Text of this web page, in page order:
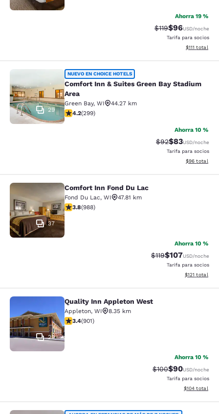
Ahorra 19 %
Tarifa tachada:
$119Tarifa
$96USD/noche
Tarifa para socios
Ver detalles
$111 total
Comfort Inn & Suites Green Bay
29
NUEVO EN CHOICE HOTELS
Comfort Inn & Suites Green Bay Stadium
Area
Green Bay, WI
44.27 km
Calificación de 4.19 estrellas. Muy bueno. 299 reseñas
4.2(299)
Ahorra 10 %
Tarifa tachada:
$92Tarifa
$83USD/noche
Tarifa para socios
Ver detalles
$96 total
Comfort Inn Fond Du Lac
37
Comfort Inn Fond Du Lac
Fond Du Lac, WI
47.81 km
Calificación de 3.79 estrellas. Bueno. 988 reseñas
3.8(988)
Ahorra 10 %
Tarifa tachada:
$119Tarifa reducida:
$107USD/noche
Tarifa para socios
Ver detalles
$121 total
Quality Inn Appleton West
29
Quality Inn Appleton West
Appleton, WI
8.35 km
Calificación de 3.41 estrellas. Bueno. 901 reseñas
3.4(901)
Ahorra 10 %
Tarifa tachada:
$100Tarifa
$90USD/noche
Tarifa para socios
Ver detalles
$104 total